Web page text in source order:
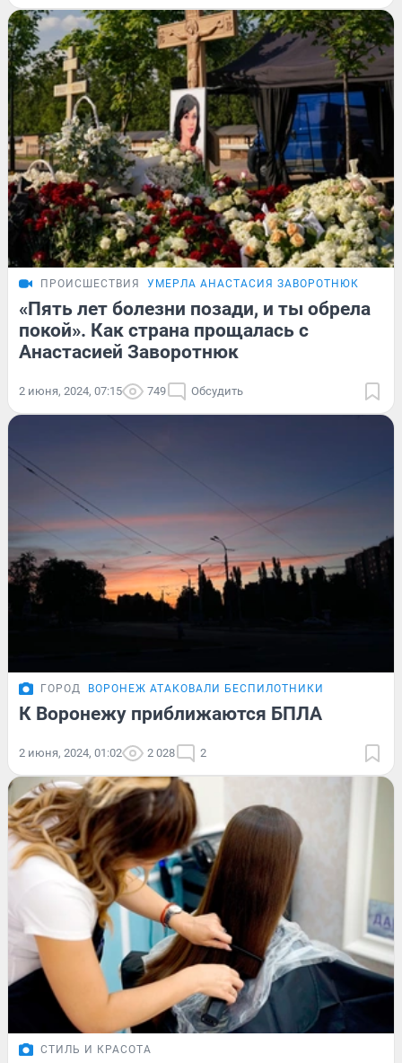
ПРОИСШЕСТВИЯ УМЕРЛА АНАСТАСИЯ ЗАВОРОТНЮК
«Пять лет болезни позади, и ты обрела
покой». Как страна прощалась с
Анастасией Заворотнюк
2 июня, 2024, 07:15 749 Обсудить
ГОРОД ВОРОНЕЖ АТАКОВАЛИ БЕСПИЛОТНИКИ
К Воронежу приближаются БПЛА
2 июня, 2024, 01:02 2 028 2
СТИЛЬ И КРАСОТА